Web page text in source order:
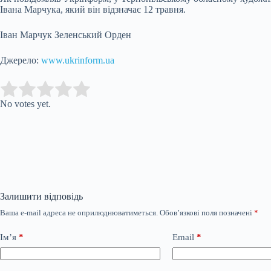
Івана Марчука, який він відзначає 12 травня.
Іван Марчук Зеленський Орден
Джерело: www.ukrinform.ua
Rate this item:
No votes yet.
Залишити відповідь
Ваша e-mail адреса не оприлюднюватиметься. Обов’язкові поля позначені *
Ім’я * Email *